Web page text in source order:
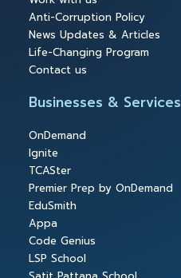
Anti-Corruption Policy
News Updates & Articles
Life-Changing Program
Contact us
Businesses & Services
OnDemand
Ignite
TCASter
Premier Prep by OnDemand
EduSmith
Appa
Code Genius
LSP School